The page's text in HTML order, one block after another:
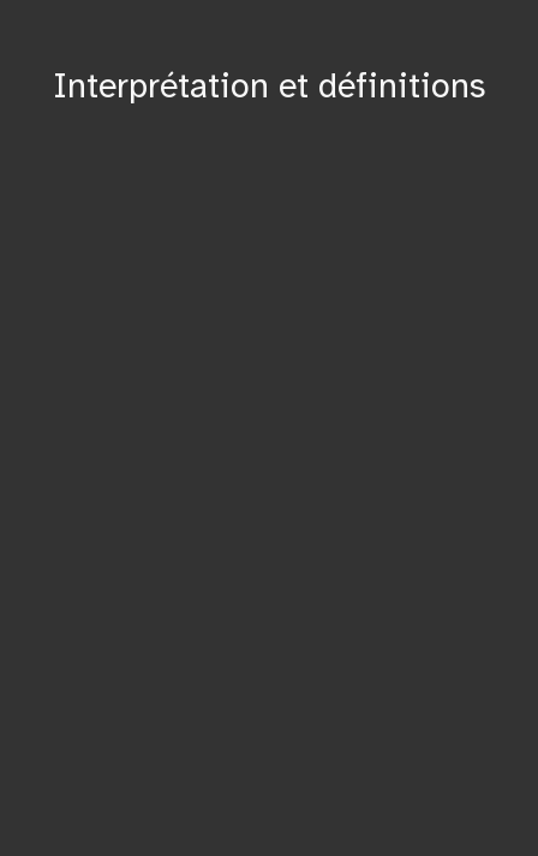
Interprétation et définitions